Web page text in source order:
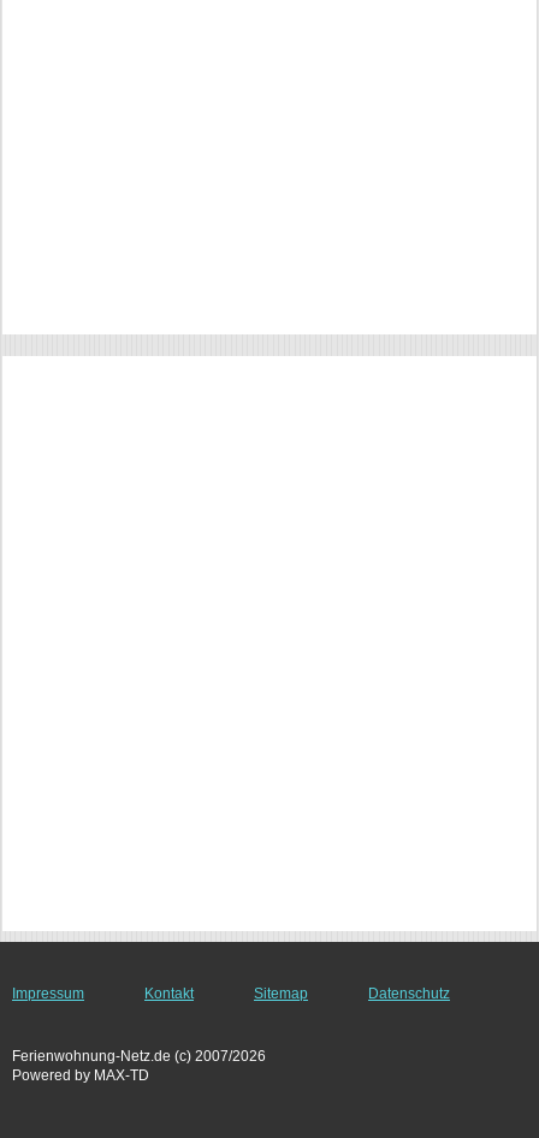
Impressum Kontakt Sitemap Datenschutz
Ferienwohnung-Netz.de (c) 2007/2026
Powered by MAX-TD